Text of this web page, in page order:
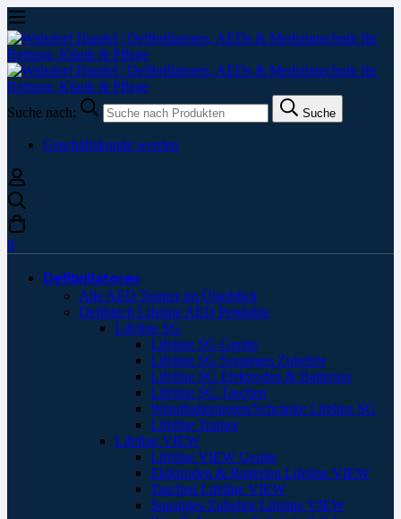
Suche nach: Suche
Geschäftskunde werden
0
Defibrillatoren
Alle AED Trainer im Überblick
Defibtech Lifeline AED Produkte
Lifeline SG
Lifeline SG Geräte
Lifeline SG Sonstiges Zubehör
Lifeline SG Elektroden & Batterien
Lifeline SG Taschen
Wandhalterungen/Schränke Lifeline SG
Lifeline Trainer
Lifeline VIEW
Lifeline VIEW Geräte
Elektroden & Batterien Lifeline VIEW
Taschen Lifeline VIEW
Sonstiges Zubehör Lifeline VIEW